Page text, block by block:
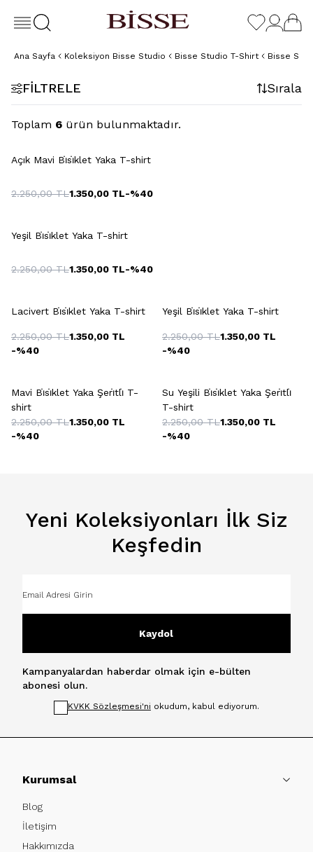
Ana Sayfa Koleksiyon Bisse Studio Bisse Studio T-Shirt Bisse
FILTRELE Sırala
Toplam 6 ürün bulunmaktadır.
Açık Mavi Bi̇si̇klet Yaka T-shirt
2.250,00TL1.350,00 TL-%40
Yeşil Bi̇si̇klet Yaka T-shirt
2.250,00TL1.350,00 TL-%40
Lacivert Bi̇si̇klet Yaka T-shirt
2.250,00TL1.350,00 TL
-%40
Yeşil Bi̇si̇klet Yaka T-shirt
2.250,00TL1.350,00 TL
-%40
Mavi Bi̇si̇klet Yaka Şeri̇tli̇ T-
shirt
2.250,00TL1.350,00 TL
-%40
Su Yeşili Bi̇si̇klet Yaka Şeri̇tli̇
T-shirt
2.250,00TL1.350,00 TL
-%40
Yeni Koleksiyonları İlk Siz
Keşfedin
Kaydol
Kampanyalardan haberdar olmak için e-bülten
abonesi olun.
KVKK Sözleşmesi'ni okudum, kabul ediyorum.
Kurumsal
Blog
İletişim
Hakkımızda